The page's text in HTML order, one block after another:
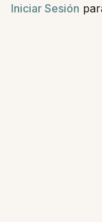
Iniciar Sesión